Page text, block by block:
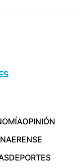
OPINIÓN
DEPORTES